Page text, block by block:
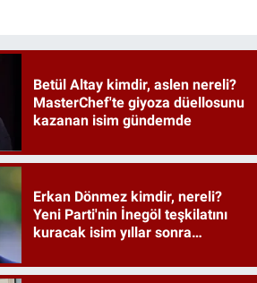
Betül Altay kimdir, aslen nereli?
MasterChef'te giyoza düellosunu
kazanan isim gündemde
Erkan Dönmez kimdir, nereli?
Yeni Parti'nin İnegöl teşkilatını
kuracak isim yıllar sonra